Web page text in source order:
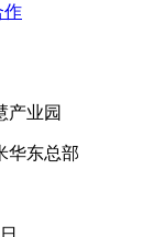
作
产业园
华东总部